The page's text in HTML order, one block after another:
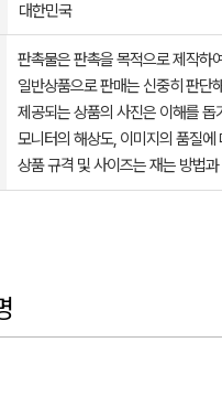
대한민국
판촉물은 판촉을 목적으로 제작하
일반상품으로 판매는 신중히 판단
제공되는 상품의 사진은 이해를
모니터의 해상도, 이미지의 품질
상품 규격 및 사이즈는 재는 방법